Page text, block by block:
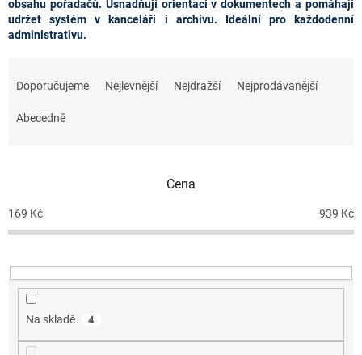
obsahu pořadačů. Usnadňují orientaci v dokumentech a pomáhají
udržet systém v kanceláři i archivu. Ideální pro každodenní
administrativu.
o
d
k
t
Doporučujeme Nejlevnější Nejdražší Nejprodávanější
Abecedně
Cena
169 Kč 939 Kč
Na skladě 4